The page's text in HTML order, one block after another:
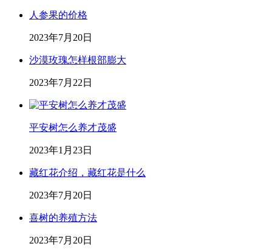
人参果的价格
2023年7月20日
沙漠玫瑰怎样根部膨大
2023年7月22日
平安树怎么养才茂盛
2023年1月23日
藏红花介绍，藏红花是什么
2023年7月20日
喜树的养殖方法
2023年7月20日